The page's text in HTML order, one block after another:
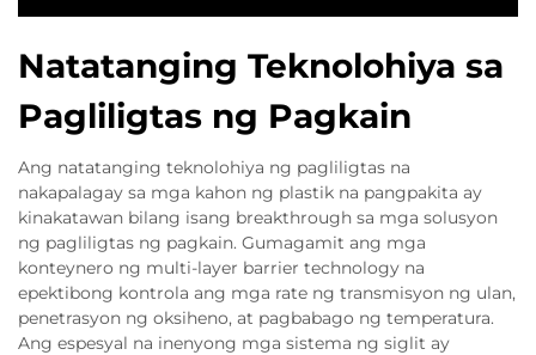
Natatanging Teknolohiya sa
Pagliligtas ng Pagkain
Ang natatanging teknolohiya ng pagliligtas na
nakapalagay sa mga kahon ng plastik na pangpakita ay
kinakatawan bilang isang breakthrough sa mga solusyon
ng pagliligtas ng pagkain. Gumagamit ang mga
konteynero ng multi-layer barrier technology na
epektibong kontrola ang mga rate ng transmisyon ng ulan,
penetrasyon ng oksiheno, at pagbabago ng temperatura.
Ang espesyal na inenyong mga sistema ng siglit ay